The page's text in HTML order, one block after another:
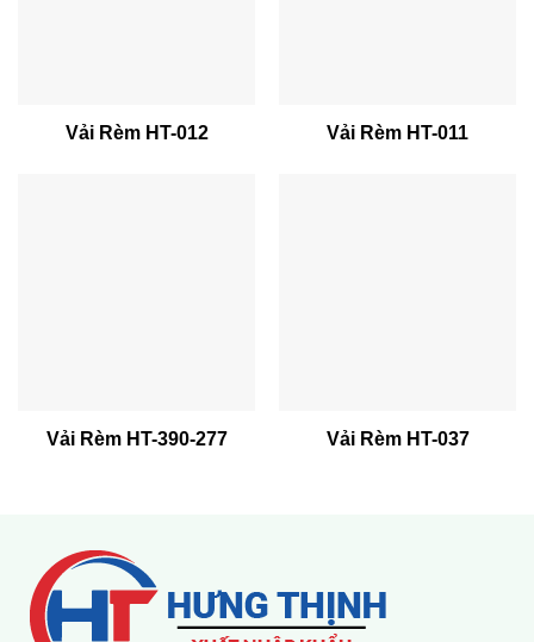
Vải Rèm HT-012 Vải Rèm HT-011
Vải Rèm HT-390-277 Vải Rèm HT-037